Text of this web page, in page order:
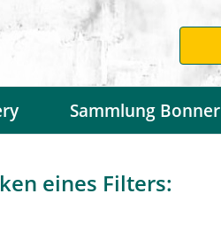
Sammlung Bonner
eines Filters: